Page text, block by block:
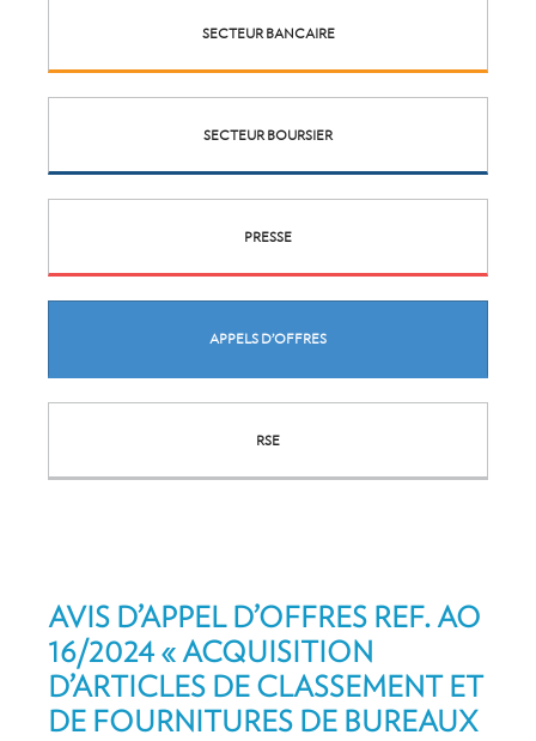
SECTEUR BANCAIRE
SECTEUR BOURSIER
PRESSE
APPELS D’OFFRES
RSE
AVIS D’APPEL D’OFFRES REF. AO
16/2024 « ACQUISITION
D’ARTICLES DE CLASSEMENT ET
DE FOURNITURES DE BUREAUX